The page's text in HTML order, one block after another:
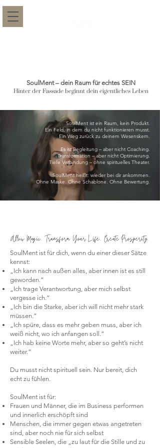
SoulMent – dein Raum für echtes SEIN
Hinter der Fassade beginnt dein eigentliches Leben
SoulMent ist ein Raum, kein Produkt.
Ein Feld, in dem du nicht funktionieren musst.
Ein Weg zurück zu deinem Wesenskern.​
Es ist Begleitung – aber nicht Coaching.
Transformation – aber nicht Optimierung.
Tiefe Verbindung – ohne spirituelles Theater.​
SoulMent heißt: wieder bei dir ankommen.
Ohne Maske. Ohne Schablone. Ohne Bewertung.
Allow Magic. Transform Your Life. Create Prosperity.
SoulMent ist für dich, wenn du einer dieser Sätze
kennst:
„Ich kann nach außen alles, aber innen ist es still
geworden.“
„Ich trage Verantwortung, aber mich selbst
vergesse ich.“
„Ich bin die Starke, aber ich will nicht mehr stark
müssen.“
„Ich spüre, dass es mehr geben muss, aber ich
weiß nicht, wo ich anfangen soll.“
„Ich hab keine Worte mehr, aber so geht’s nicht
weiter.“
Du musst nicht spirituell sein. Nur bereit, dich
echt zu fühlen.
SoulMent ist für:
Frauen und Männer, die im Business performen
und innerlich erschöpft sind
Menschen, die immer gegen etwas angetreten
sind, aber noch nie für sich selbst
Sensible Seelen, die „zu laut für die Stille und zu